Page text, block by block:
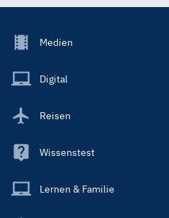
Footer
Main
Medien
Digital
Reisen
Wissenstest
Lernen & Familie